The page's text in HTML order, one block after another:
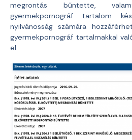
megrontás bűntette,
gyermekpornográf tartalom
nyilvánosság számára
gyermekpornográf tartalmakkal
el.